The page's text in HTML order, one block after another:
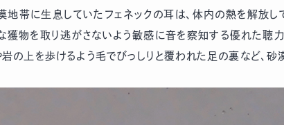
帯に生息していたフェネックの耳は、体内の熱を解放
獲物を取り逃がさないよう敏感に音を察知する優れた聴
の上を歩けるよう毛でびっしりと覆われた足の裏など、砂